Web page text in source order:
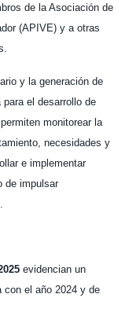
de la Asociación de
(APIVE) y a otras
y la generación de
el desarrollo de
monitorear la
necesidades y
e implementar
de impulsar
evidencian un
con el año 2024 y de